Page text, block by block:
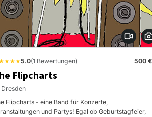
5.0(1 Bewertungen) 500 €
Flipcharts
Dresden
Flipcharts - eine Band für Konzerte,
und Partys! Egal ob Geburtstagfeier,